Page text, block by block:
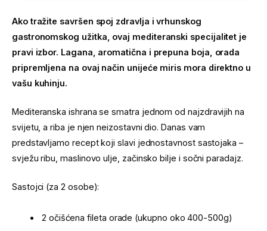
Ako tražite savršen spoj zdravlja i vrhunskog
gastronomskog užitka, ovaj mediteranski specijalitet je
pravi izbor. Lagana, aromatična i prepuna boja, orada
pripremljena na ovaj način unijeće miris mora direktno u
vašu kuhinju.
Mediteranska ishrana se smatra jednom od najzdravijih na
svijetu, a riba je njen neizostavni dio. Danas vam
predstavljamo recept koji slavi jednostavnost sastojaka –
svježu ribu, maslinovo ulje, začinsko bilje i sočni paradajz.
Sastojci (za 2 osobe):
2 očišćena fileta orade (ukupno oko 400-500g)